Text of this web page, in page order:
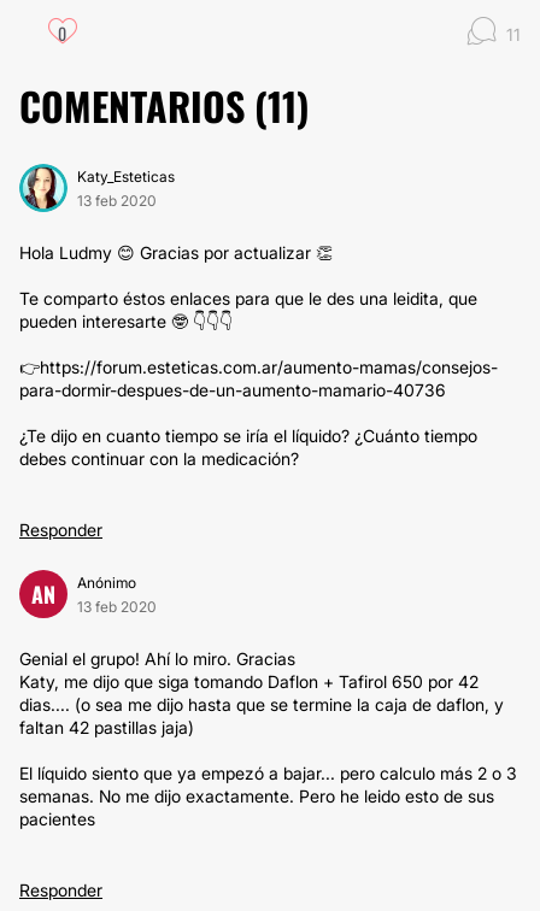
0 11
COMENTARIOS (11)
Katy_Esteticas
13 feb 2020
Hola Ludmy 😊 Gracias por actualizar 👏
Te comparto éstos enlaces para que le des una leidita, que
pueden interesarte 🤓 👇👇👇
👉https://forum.esteticas.com.ar/aumento-mamas/consejos-
para-dormir-despues-de-un-aumento-mamario-40736
¿Te dijo en cuanto tiempo se iría el líquido? ¿Cuánto tiempo
debes continuar con la medicación?
Responder
AN
Anónimo
13 feb 2020
Genial el grupo! Ahí lo miro. Gracias
Katy, me dijo que siga tomando Daflon + Tafirol 650 por 42
dias.... (o sea me dijo hasta que se termine la caja de daflon, y
faltan 42 pastillas jaja)
El líquido siento que ya empezó a bajar... pero calculo más 2 o 3
semanas. No me dijo exactamente. Pero he leido esto de sus
pacientes
Responder